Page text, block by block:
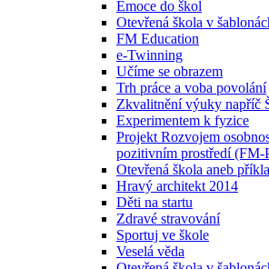
Emoce do škol
Otevřená škola v
FM Education
e-Twinning
Učíme se obrazem
Trh práce a voba povolání
Zkvalitnění výuky napříč
Experimentem k fyzice
Projekt Rozvojem
pozitivním prostředí (FM-
Otevřená škola aneb
Hravý architekt 2014
Děti na startu
Zdravé stravování
Sportuj ve škole
Veselá věda